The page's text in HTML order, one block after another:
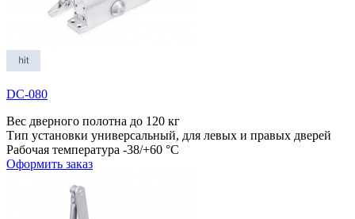
DC-080
Вес дверного полотна до 120 кг
Тип установки универсальный, для левых и правых дверей
Рабочая температура -38/+60 °С
Оформить заказ